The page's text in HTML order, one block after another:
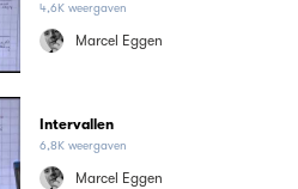
4,6K weergaven
Marcel Eggen
Intervallen
6,8K weergaven
Marcel Eggen